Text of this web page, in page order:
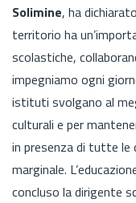
Solimine, ha
territorio ha
scolasti­che,
impegniamo ogni
istituti svolga­no al
culturali e per
in presenza di tutte le
marginale.
concluso la dirigente